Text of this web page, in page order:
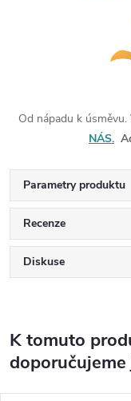
Od nápadu k
NÁS.
Parametry produktu
Recenze
Diskuse
K tomuto